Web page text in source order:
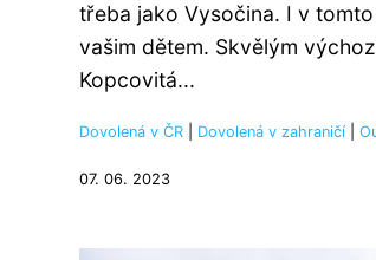
třeba jako Vysočina. I v
vašim dětem. Skvělým
Kopcovitá...
Dovolená v ČR Dovolená v zahraničí
07. 06. 2023